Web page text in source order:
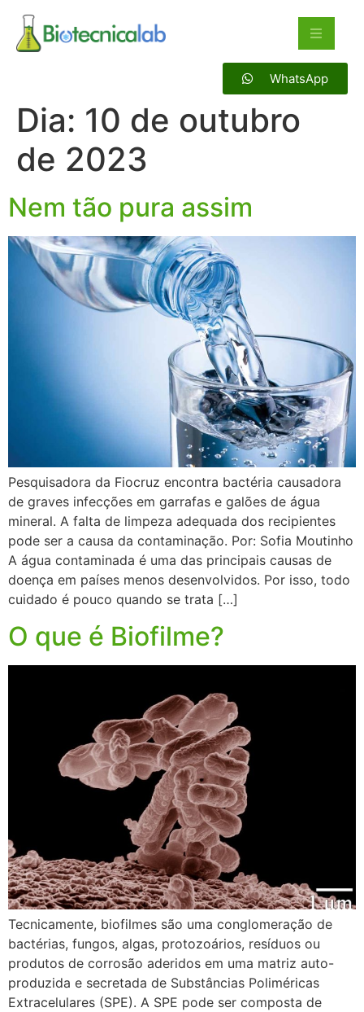
WhatsApp
Dia: 10 de outubro
de 2023
Nem tão pura assim
Pesquisadora da Fiocruz encontra bactéria causadora
de graves infecções em garrafas e galões de água
mineral. A falta de limpeza adequada dos recipientes
pode ser a causa da contaminação. Por: Sofia Moutinho
A água contaminada é uma das principais causas de
doença em países menos desenvolvidos. Por isso, todo
cuidado é pouco quando se trata […]
O que é Biofilme?
Tecnicamente, biofilmes são uma conglomeração de
bactérias, fungos, algas, protozoários, resíduos ou
produtos de corrosão aderidos em uma matriz auto-
produzida e secretada de Substâncias Poliméricas
Extracelulares (SPE). A SPE pode ser composta de